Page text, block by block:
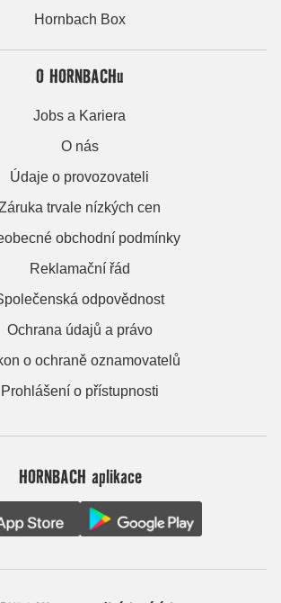
Hornbach Box
O HORNBACHu
Jobs a Kariera
O nás
Údaje o provozovateli
trvale nízkých cen
obchodní podmínky
Reklamační řád
odpovědnost
Ochrana údajů a právo
o ochraně oznamovatelů
Prohlášení o přístupnosti
HORNBACH aplikace